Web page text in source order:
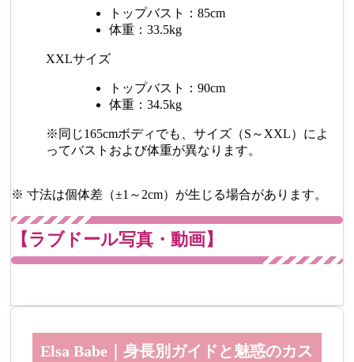
トップバスト：85cm
体重：33.5kg
XXLサイズ
トップバスト：90cm
体重：34.5kg
※同じ165cmボディでも、サイズ（S～XXL）によ
ってバストおよび体重が異なります。
※ 寸法は個体差（±1～2cm）が生じる場合があります。
【ラブドール写真・動画】
Elsa Babe｜身長別ガイドと魅惑のカス